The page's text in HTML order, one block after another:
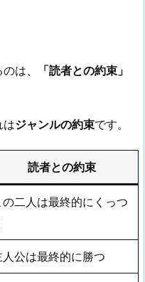
は、
「読者との約束」
はジャンルの約束です。
読者との約束
の二人は最終的にくっつ
人公は最終的に勝つ